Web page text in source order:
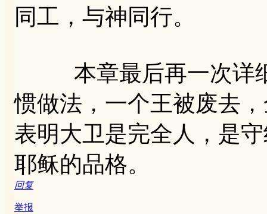
同工，与神同行。
本章最后再一次详细
惯做法，一个王被废去
表明大卫是完全人，是
耶稣的品格。
回复
举报